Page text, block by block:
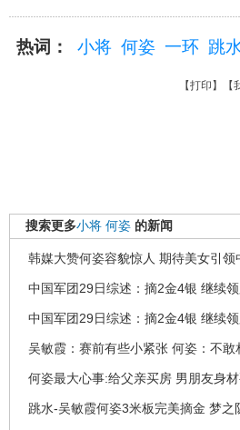
热词： 小将 何姿 一环 跳
【打印 】【
搜索更多小将 何姿 的新闻
韩媒大赞何姿容貌惊人 期待美女引领
中国军团29日综述：摘2金4银 继续
中国军团29日综述：摘2金4银 继续
吴敏霞：赛前有些小紧张 何姿：不敢
何姿最大心事:给父亲买房 男朋友身
跳水-吴敏霞何姿3米板完美摘金 梦之